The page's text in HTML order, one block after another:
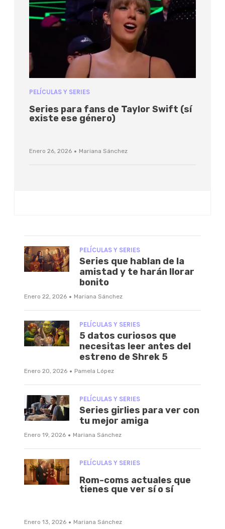
PELÍCULAS Y SERIES
Series para fans de Taylor Swift (sí
existe ese género)
Enero 26, 2026 · Mariana Sánchez
PELÍCULAS Y SERIES
Series que hablan de la
amistad y te harán llorar
bonito
Enero 22, 2026 · Mariana Sánchez
PELÍCULAS Y SERIES
5 datos curiosos que
necesitas leer antes del
estreno de Shrek 5
Enero 20, 2026 · Pamela López
PELÍCULAS Y SERIES
Series girlies para ver con
tu mejor amiga
Enero 19, 2026 · Mariana Sánchez
PELÍCULAS Y SERIES
Rom-coms actuales que
tienes que ver sí o sí
Enero 13, 2026 · Mariana Sánchez